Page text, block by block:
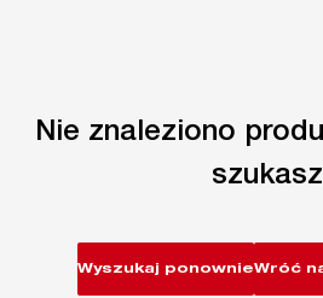
Nie znaleziono
Wyszukaj ponownieWróć